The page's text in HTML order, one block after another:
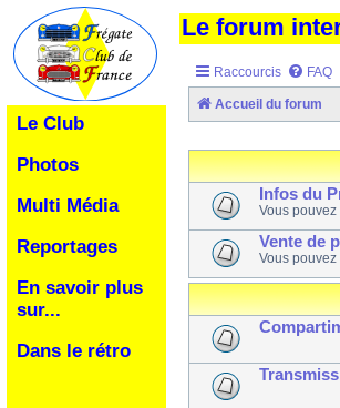
Le Club
Photos
Multi Média
Reportages
En savoir plus
sur...
Dans le rétro
Le forum
Raccourcis FAQ
Accueil du forum
Infos du
Vous
Vente de
Vous